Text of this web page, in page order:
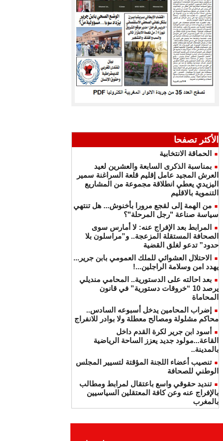
الأكثر تصفحا
الحماقة الانتخابية
بمناسبة الذكرى السابعة والعشرين لعيد
العرش المجيد عامل إقليم قلعة السراغنة سمير
اليزيدي يعطي انطلاقة مجموعة من المشاريع
التنموية بالاقليم
من الهمة إلى لقجع مرورا بأخنوش... هل تنتهي
سياسة صناعة "رجل المرحلة"؟
المرابط بعد الإفراج عنه: لا أمارس سوى
الصحافة المستقلة المزعجة.. و”مراسلون بلا
حدود” تدعو لغلق القضية
الاحتلال العشوائي للملك العمومي بابن جرير...
يهدد امن وسلامة الراجلين...!
بعد احالته على الدستورية.. المحامي منديلي
يرصد 10 “خروقات دستورية” في قانون
المحاماة
إضراب المحامين يدخل أسبوعه السادس..
محاكم مشلولة ومصالح معطلة ولا بوادر للانفراج
أسود ابن جرير لكرة القدم داخل
القاعة...مولود جديد يعزز الساحة الرياضية
بالمدينة..
تنصيب أعضاء اللجنة المؤقتة لتسيير المجلس
الوطني للصحافة
تنديد حقوقي واسع باعتقال لمرابط ومطالب
بالإفراج عنه وعن كافة المعتقلين السياسيين
بالمغرب